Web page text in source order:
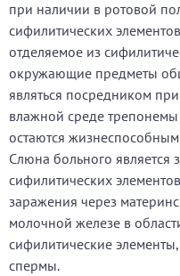
при наличии в ротовой
сифилитических
отделяемое из
окружающие предметы
являться посредником
влажной среде
остаются
Слюна больного является
сифилитических
заражения через
молочной железе в
сифилитические
спермы.